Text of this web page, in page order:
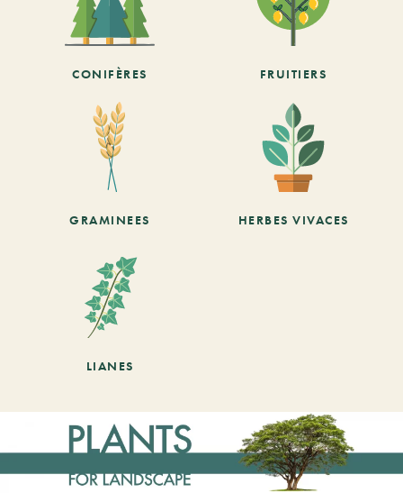
CONIFÈRES FRUITIERS
GRAMINEES HERBES VIVACES
LIANES